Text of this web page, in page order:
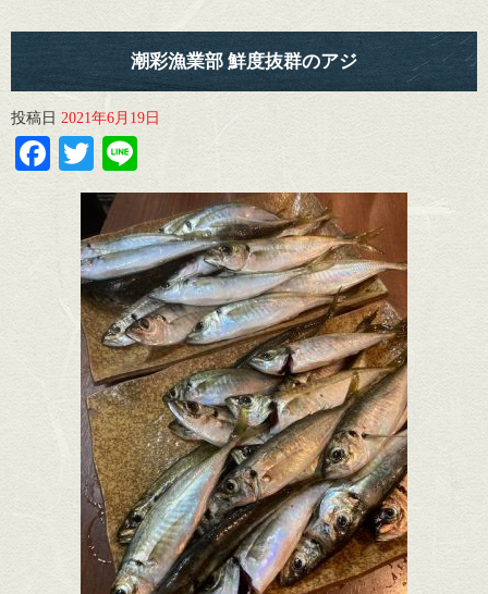
潮彩漁業部 鮮度抜群のアジ
投稿日 2021年6月19日
Facebook
Twitter